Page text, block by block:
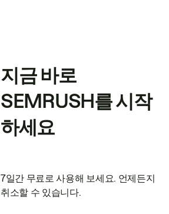
지금 바로
SEMRUSH를 시작
하세요
7일간 무료로 사용해 보세요. 언제든지
취소할 수 있습니다.